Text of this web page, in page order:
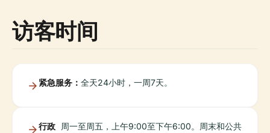
访客时间
紧急服务： 全天24小时，一周7天。
行政
周一至周五，上午9:00至下午6:00。周末和公共